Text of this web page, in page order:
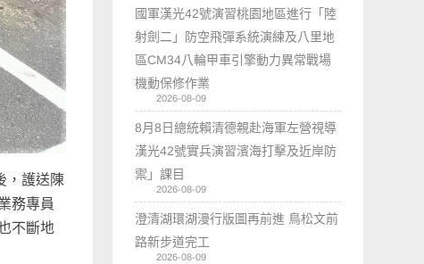
，護送陳
務專員
不斷地
國軍漢光42號演習桃園地區進行「陸
射劍二」防空飛彈系統演練及八里地
區CM34八輪甲車引擎動力異常戰場
機動保修作業
2026-08-09
8月8日總統賴清德親赴海軍左營視導
漢光42號實兵演習濱海打擊及近岸防
禦」課目
2026-08-09
澄清湖環湖漫行版圖再前進 鳥松文前
路新步道完工
2026-08-09